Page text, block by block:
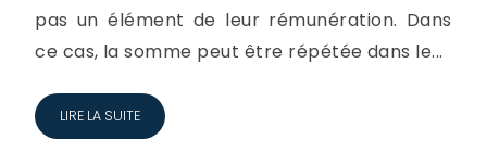
pas un élément de leur rémunération. Dans
ce cas, la somme peut être répétée dans le...
LIRE LA SUITE